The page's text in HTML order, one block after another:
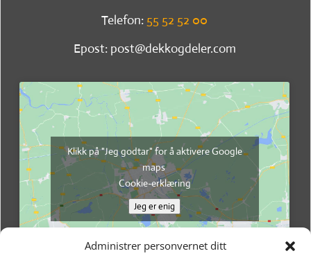
Administrer personvernet ditt
Telefon: 55 52 52 00
Epost: post@dekkogdeler.com
Klikk på "Jeg godtar" for å aktivere Google
maps
Cookie-erklæring
Jeg er enig